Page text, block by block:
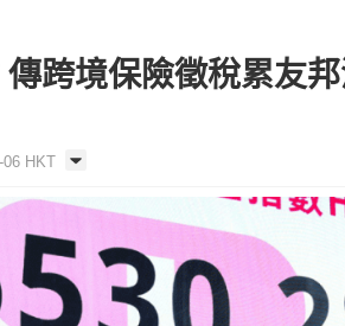
跨境保險徵稅累友
06 HKT